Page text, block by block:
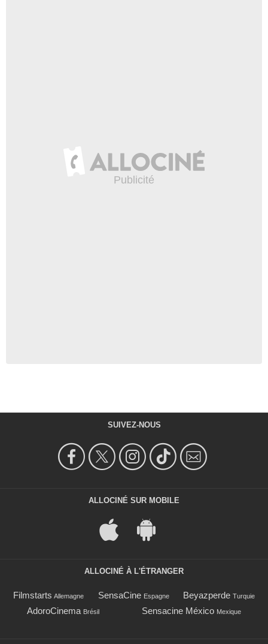
SUIVEZ-NOUS
ALLOCINÉ SUR MOBILE
ALLOCINÉ À L'ÉTRANGER
Filmstarts Allemagne SensaCine Espagne Beyazperde Turquie
AdoroCinema Brésil Sensacine México Mexique